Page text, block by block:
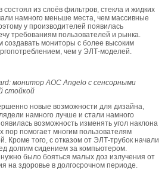
из слоёв фильтров, стекла и жидких
намного меньше места, чем массивные
у производителей появилась
требованиям пользователей и рынка.
создавать мониторы с более высоким
чем у ЭЛТ-моделей.
монитор AOC Angelo с сенсорными
стойкой
новые возможности для дизайна,
намного лучше и стали намного
возможность изменять угол наклона
пор помогает многим пользователям
Кроме того, с отказом от ЭЛТ-трубок начали
долгим сидением за компьютером.
было бояться малых доз излучения от
на здоровье в долгосрочном периоде.